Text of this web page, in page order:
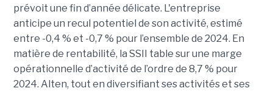
prévoit une fin d’année délicate. L'entreprise
anticipe un recul potentiel de son activité, estimé
entre -0,4 % et -0,7 % pour l’ensemble de 2024. En
matière de rentabilité, la SSII table sur une marge
opérationnelle d’activité de l’ordre de 8,7 % pour
2024. Alten, tout en diversifiant ses activités et ses